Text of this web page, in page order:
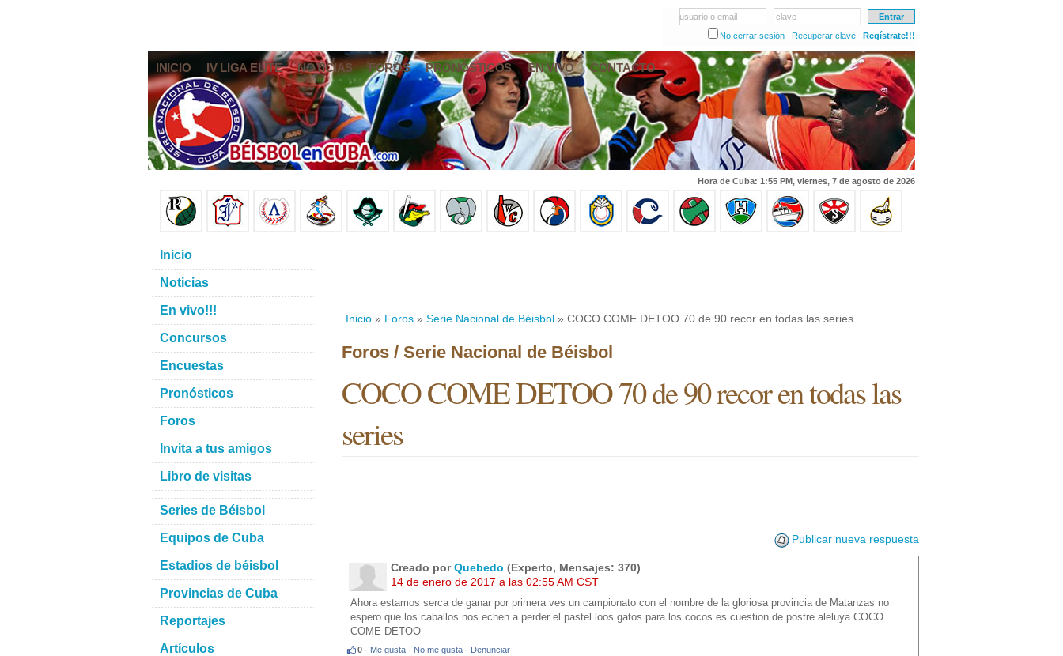
usuario o email
clave
No cerrar sesión
Recuperar clave Regístrate!!!
INICIO IV LIGA ELITE NOTICIAS FOROS PRONÓSTICOS EN VIVO CONTACTO
Hora de Cuba: 1:55 PM, viernes, 7 de agosto de 2026
Inicio » Foros » Serie Nacional de Béisbol » COCO COME DETOO 70 de 90 recor en todas las series
Foros / Serie Nacional de Béisbol
COCO COME DETOO 70 de 90 recor en todas las
series
Publicar nueva respuesta
Creado porQuebedo (Experto, Mensajes: 370)
14 de enero de 2017 a las 02:55 AM CST
Ahora estamos serca de ganar por primera ves un campionato con el nombre de la gloriosa provincia de Matanzas no
espero que los caballos nos echen a perder el pastel loos gatos para los cocos es cuestion de postre aleluya COCO
COME DETOO
0 · Me gusta · No me gusta · Denunciar
Inicio
Noticias
En vivo!!!
Concursos
Encuestas
Pronósticos
Foros
Invita a tus amigos
Libro de visitas
Series de Béisbol
Equipos de Cuba
Estadios de béisbol
Provincias de Cuba
Reportajes
Artículos